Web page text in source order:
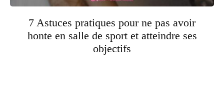
7 Astuces pratiques pour ne pas avoir
honte en salle de sport et atteindre ses
objectifs